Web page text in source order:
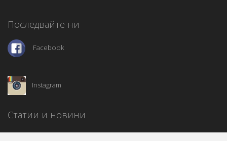
Последвайте ни
Facebook
Instagram
Статии и новини